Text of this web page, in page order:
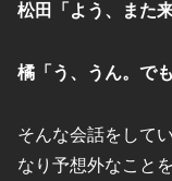
松田「よう、また
橘「う、うん。で
そんな会話をして
なり予想外なこと